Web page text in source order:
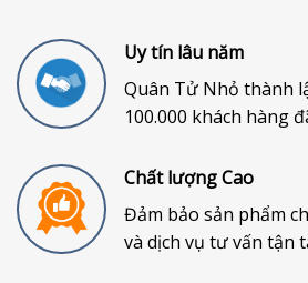
Uy tín lâu năm
Quân Tử Nhỏ thành
100.000 khách hàng
Chất lượng Cao
Đảm bảo sản phẩm
và dịch vụ tư vấn tận